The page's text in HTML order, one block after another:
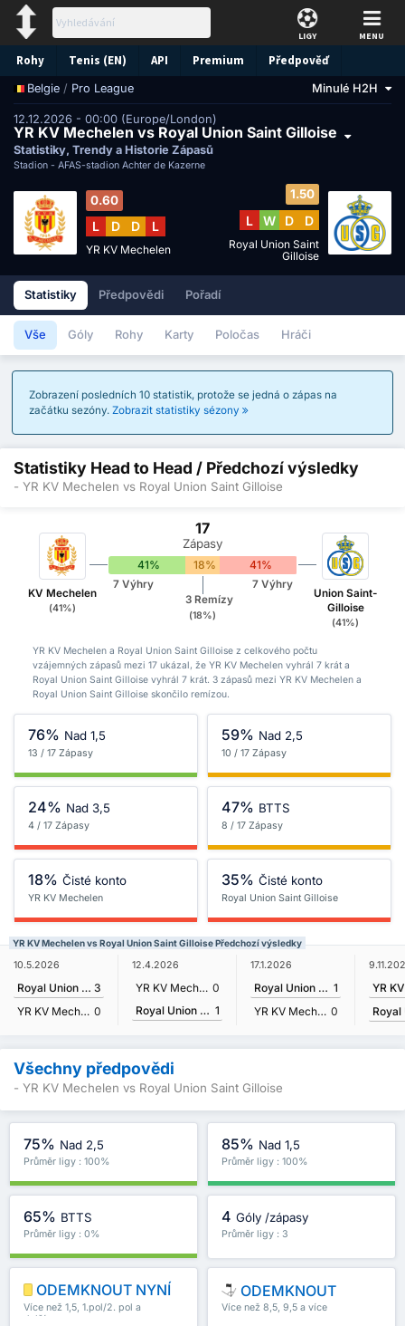
LIGY MENU
Rohy Tenis (EN) API Premium Předpověď
Belgie / Pro League Minulé H2H
12.12.2026 - 00:00 (Europe/London)
YR KV Mechelen vs Royal Union Saint Gilloise
Statistiky, Trendy a Historie Zápasů
Stadion - AFAS-stadion Achter de Kazerne
0.60
L D D L
YR KV Mechelen
1.50
L W D D
Royal Union Saint
Gilloise
Statistiky Předpovědi Pořadí
Vše Góly Rohy Karty Poločas Hráči
Zobrazení posledních 10 statistik, protože se jedná o zápas na
začátku sezóny. Zobrazit statistiky sézony
Statistiky Head to Head / Předchozí výsledky
- YR KV Mechelen vs Royal Union Saint Gilloise
KV Mechelen
(41%)
17
Zápasy
41% 18% 41%
7 Výhry
3 Remízy
(18%)
7 Výhry
Union Saint-
Gilloise
(41%)
YR KV Mechelen a Royal Union Saint Gilloise z celkového počtu
vzájemných zápasů mezi 17 ukázal, že YR KV Mechelen vyhrál 7 krát a
Royal Union Saint Gilloise vyhrál 7 krát. 3 zápasů mezi YR KV Mechelen a
Royal Union Saint Gilloise skončilo remízou.
76% Nad 1,5
13 / 17 Zápasy
59% Nad 2,5
10 / 17 Zápasy
24% Nad 3,5
4 / 17 Zápasy
47% BTTS
8 / 17 Zápasy
18% Čisté konto
YR KV Mechelen
35% Čisté konto
Royal Union Saint Gilloise
YR KV Mechelen vs Royal Union Saint Gilloise Předchozí výsledky
10.5.2026
Royal Union Saint Gilloise 3
YR KV Mechelen 0
12.4.2026
YR KV Mechelen 0
Royal Union Saint Gilloise 1
17.1.2026
Royal Union Saint Gilloise 1
YR KV Mechelen 0
Všechny předpovědi
- YR KV Mechelen vs Royal Union Saint Gilloise
75% Nad 2,5
Průměr ligy : 100%
85% Nad 1,5
Průměr ligy : 100%
65% BTTS
Průměr ligy : 0%
4 Góly /zápasy
Průměr ligy : 3
ODEMKNOUT NYNÍ
Více než 1,5, 1.pol/2. pol a
další
ODEMKNOUT
Více než 8,5, 9,5 a více